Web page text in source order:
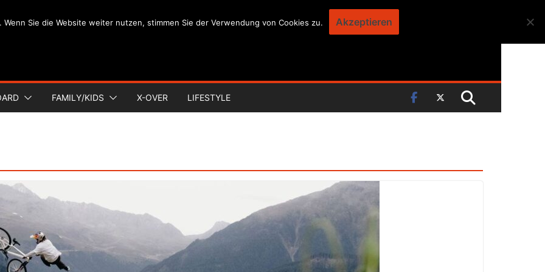
FAMILY/KIDS X-OVER LIFESTYLE
Wenn Sie die Website weiter nutzen, stimmen Sie der Verwendung von Cookies zu. Akzeptieren